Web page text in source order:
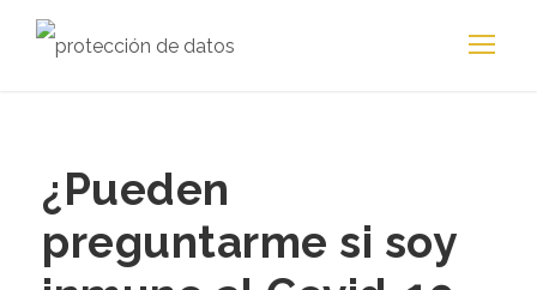
¿Pueden
preguntarme si soy